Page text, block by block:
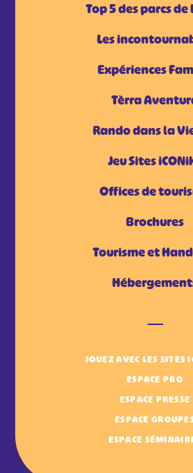
Top 5 des parcs
Les
Expériences
Tèrra
Rando dans la
Jeu Sites
Offices de
Brochures
Tourisme et
JOUEZ AVEC LES SITES
ESPACE PRO
ESPACE PRESSE
ESPACE
ESPACE